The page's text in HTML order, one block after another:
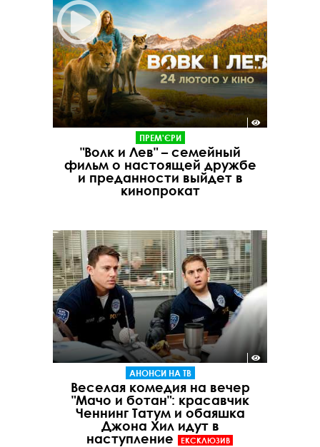
ПРЕМ'ЄРИ
"Волк и Лев" – семейный
фильм о настоящей дружбе
и преданности выйдет в
кинопрокат
АНОНСИ НА ТВ
Веселая комедия на вечер
"Мачо и ботан": красавчик
Ченнинг Татум и обаяшка
Джона Хил идут в
наступление
ЕКСКЛЮЗИВ